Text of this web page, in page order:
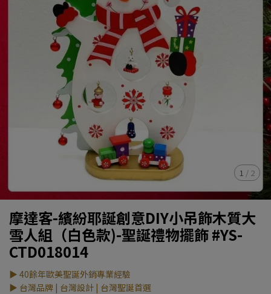
1 / 2
摩達客-繽紛耶誕創意DIY小吊飾木質大
雪人組（白色款)-聖誕禮物擺飾 #YS-
CTD018014
▶ 40餘年歐美聖誕外銷專業經驗
▶ 台灣品牌 | 台灣設計 | 台灣聖誕首選